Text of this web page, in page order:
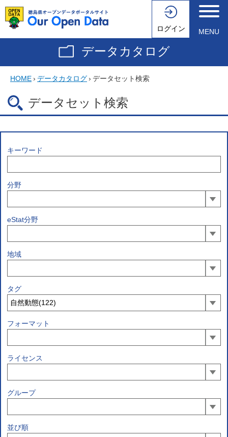
ログイン MENU
データカタログ
HOME› データカタログ› データセット検索
データセット検索
キーワード
分野
eStat分野
地域
タグ
フォーマット
ライセンス
グループ
並び順